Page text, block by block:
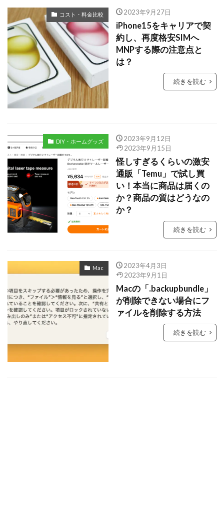
コスト・料金比較 2023年9月27日
iPhone15をキャリアで契
約し、再度格安SIMへ
MNPする際の注意点と
は？
続きを読む
DIY・ホームグッズ
2023年9月12日
2023年9月15日
怪しすぎるくらいの激安
通販「Temu」で試し買
い！本当に商品は届くの
か？商品の質はどうなの
か？
続きを読む
Mac
2023年4月3日
2023年9月1日
Macの「.backupbundle」
が削除できない場合にフ
ァイルを削除する方法
続きを読む